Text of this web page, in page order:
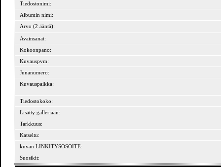
Tiedostonimi:
Albumin nimi:
Arvo (2 ääntä):
Avainsanat:
Kokoonpano:
Kuvauspvm:
Junanumero:
Kuvauspaikka:
Tiedostokoko:
Lisätty galleriaan:
Tarkkuus:
Katseltu:
kuvan LINKITYSOSOITE:
Suosikit: